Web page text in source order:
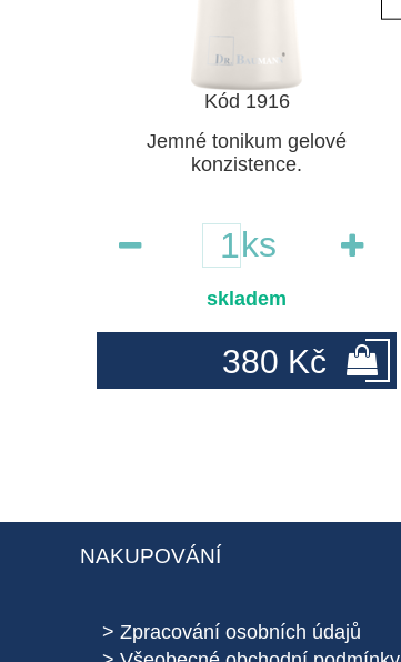
Kód 1916
Jemné tonikum gelové
konzistence.
ks
skladem
380 Kč
NAKUPOVÁNÍ
Zpracování osobních údajů